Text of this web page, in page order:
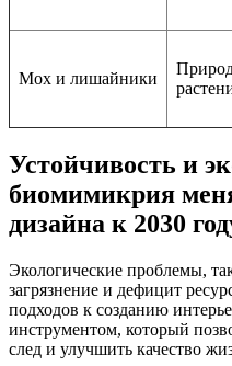
Мох и лишайники
Устойчивость и
биомимикрия
дизайна к 2030
Экологические проблемы,
загрязнение и дефицит
подходов к созданию
инструментом, который
след и улучшить качество